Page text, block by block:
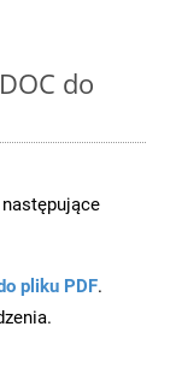
do
pliku PDF.